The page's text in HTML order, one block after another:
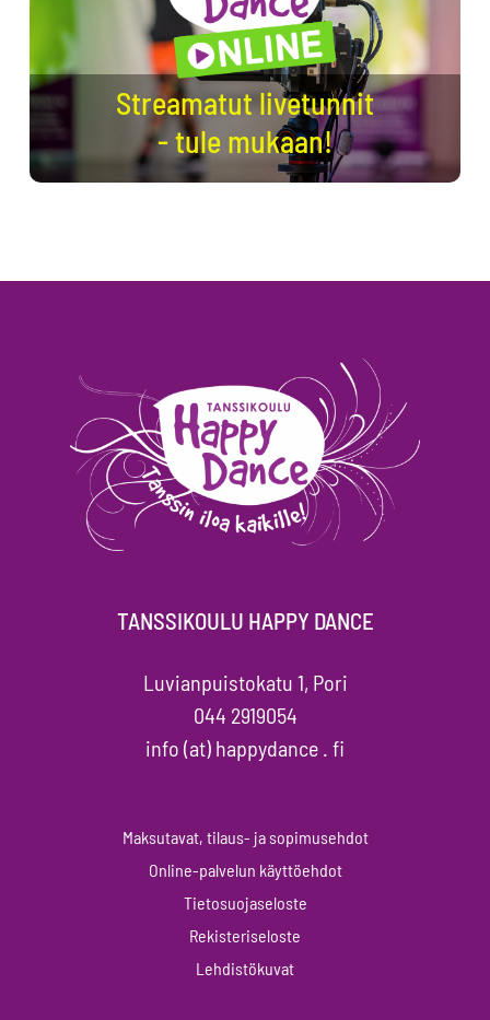
Streamatut livetunnit
- tule mukaan!
TANSSIKOULU HAPPY DANCE
Luvianpuistokatu 1, Pori
044 2919054
info (at) happydance . fi
Maksutavat, tilaus- ja sopimusehdot
Online-palvelun käyttöehdot
Tietosuojaseloste
Rekisteriseloste
Lehdistökuvat